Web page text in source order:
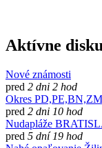
Aktívne
Nové známosti
pred 2 dni 2 hod
Okres
pred 2 dni 10 hod
Nudapláže
pred 5 dní 19 hod